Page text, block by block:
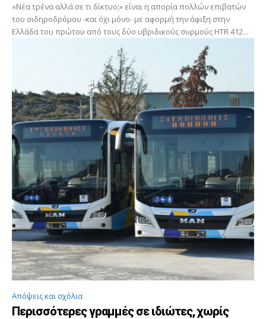
«Νέα τρένα αλλά σε τι δίκτυο;» είναι η απορία πολλών επιβατών
του σιδηροδρόμου -και όχι μόνο- με αφορμή την άφιξη στην
Ελλάδα του πρώτου από τους δύο υβριδικούς συρμούς HTR 412...
Απόψεις και σχόλια
Περισσότερες γραμμές σε ιδιώτες, χωρίς